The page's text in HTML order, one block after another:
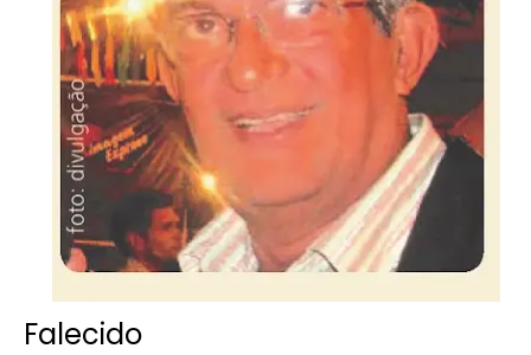
Falecido